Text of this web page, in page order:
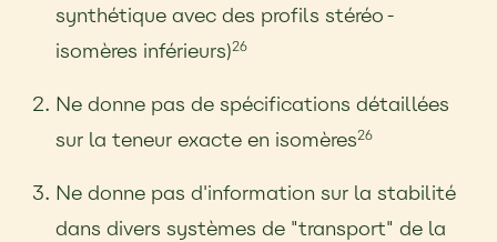
synthétique avec des profils stéréo-
isomères inférieurs)26
Ne donne pas de spécifications détaillées
sur la teneur exacte en isomères26
Ne donne pas d'information sur la stabilité
dans divers systèmes de "transport" de la